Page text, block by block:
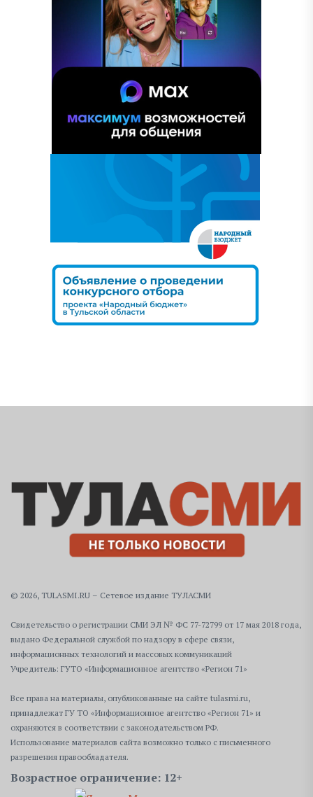
© 2026, TULASMI.RU – Сетевое издание ТУЛАСМИ
Свидетельство о регистрации СМИ ЭЛ № ФС 77-72799 от 17 мая 2018 года,
выдано Федеральной службой по надзору в сфере связи,
информационных технологий и массовых коммуникаций
Учредитель: ГУТО «Информационное агентство «Регион 71»
Все права на материалы, опубликованные на сайте tulasmi.ru,
принадлежат ГУ ТО «Информационное агентство «Регион 71» и
охраняются в соответствии с законодательством РФ.
Использование материалов сайта возможно только с письменного
разрешения правообладателя.
Возрастное ограничение: 12+